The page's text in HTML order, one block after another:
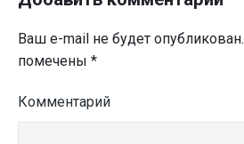
Ваш e-mail не будет опубликован.
помечены *
Комментарий